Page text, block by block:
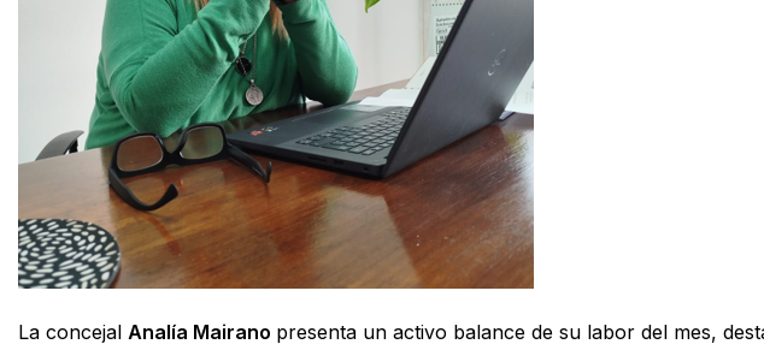
La concejal Analía Mairano presenta un activo balance de su labor del mes,